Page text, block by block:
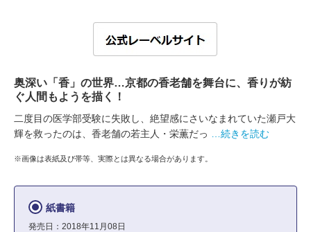
奥深い「香」の世界…京都の香老舗を舞台に、香りが紡
ぐ人間もようを描く！
二度目の医学部受験に失敗し、絶望感にさいなまれていた瀬戸大
輝を救ったのは、香老舗の若主人・栄薫だっ
…続きを読む
※画像は表紙及び帯等、実際とは異なる場合があります。
紙書籍
発売日：2018年11月08日